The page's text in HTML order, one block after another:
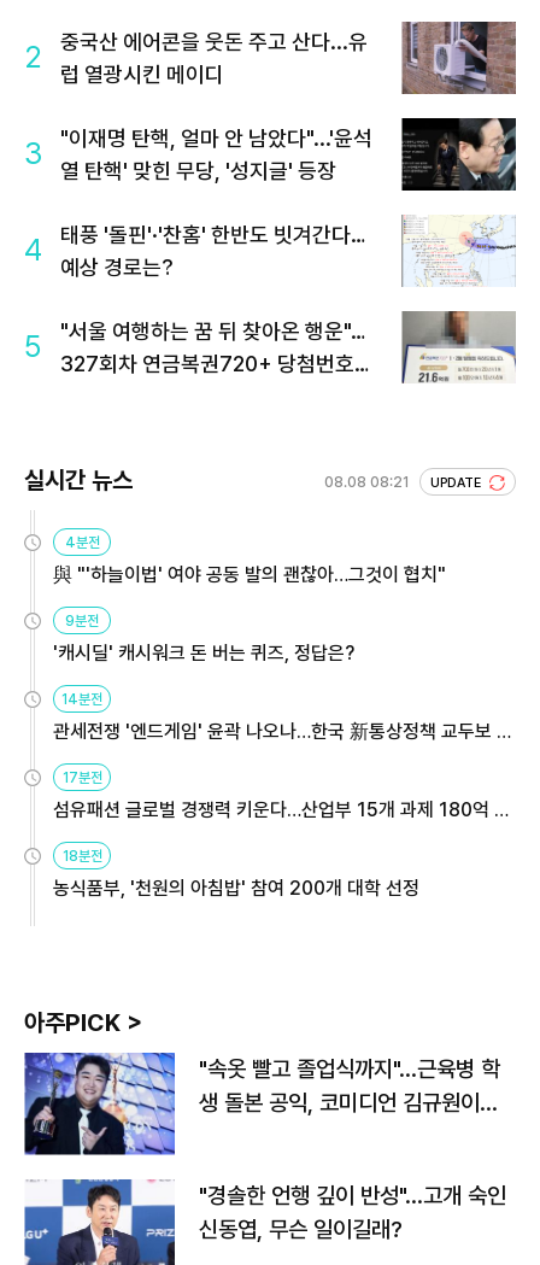
2
중국산 에어콘을 웃돈 주고 산다...유
럽 열광시킨 메이디
3
"이재명 탄핵, 얼마 안 남았다"...'윤석
열 탄핵' 맞힌 무당, '성지글' 등장
4
태풍 '돌핀'·'찬홈' 한반도 빗겨간다…
예상 경로는?
5
"서울 여행하는 꿈 뒤 찾아온 행운"…
327회차 연금복권720+ 당첨번호조
실시간 뉴스 08.08 08:21 UPDATE
4분전
與 "'하늘이법' 여야 공동 발의 괜찮아…그것이 협치"
9분전
'캐시딜' 캐시워크 돈 버는 퀴즈, 정답은?
14분전
관세전쟁 '엔드게임' 윤곽 나오나…한국 新통상정책 교두보 활
17분전
섬유패션 글로벌 경쟁력 키운다…산업부 15개 과제 180억 지
18분전
농식품부, '천원의 아침밥' 참여 200개 대학 선정
아주PICK >
"속옷 빨고 졸업식까지"…근육병 학
생 돌본 공익, 코미디언 김규원이었
"경솔한 언행 깊이 반성"…고개 숙인
신동엽, 무슨 일이길래?